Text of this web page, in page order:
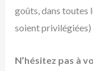
goûts, dans toutes
soient
N’hésitez pas à